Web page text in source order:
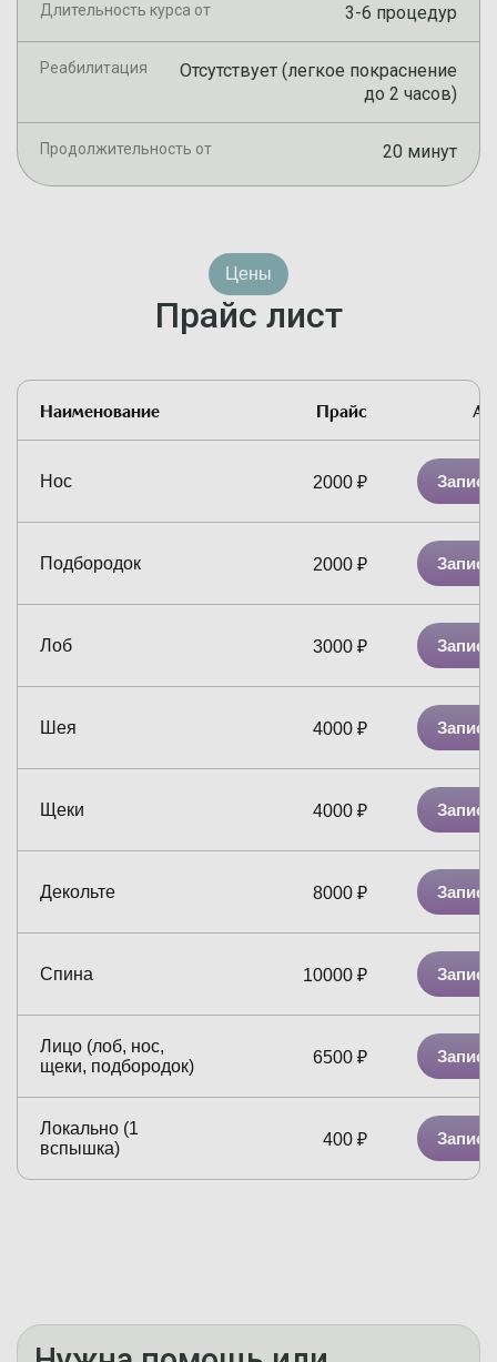
Длительность курса от 3-6 процедур
Реабилитация
Отсутствует (легкое покраснение
до 2 часов)
Продолжительность от 20 минут
Цены
Прайс лист
Наименование Прайс
Нос 2000 ₽
Подбородок 2000 ₽
Лоб 3000 ₽
Шея 4000 ₽
Щеки 4000 ₽
Декольте 8000 ₽
Спина 10000 ₽
Лицо (лоб, нос,
щеки, подбородок)
6500 ₽
Локально (1
вспышка)
400 ₽